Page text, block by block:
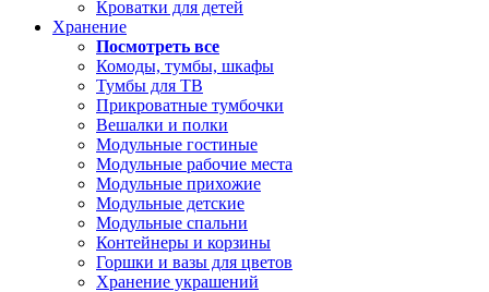
Кроватки для детей
Хранение
Посмотреть все
Комоды, тумбы, шкафы
Тумбы для ТВ
Прикроватные тумбочки
Вешалки и полки
Модульные гостиные
Модульные рабочие места
Модульные прихожие
Модульные детские
Модульные спальни
Контейнеры и корзины
Горшки и вазы для цветов
Хранение украшений